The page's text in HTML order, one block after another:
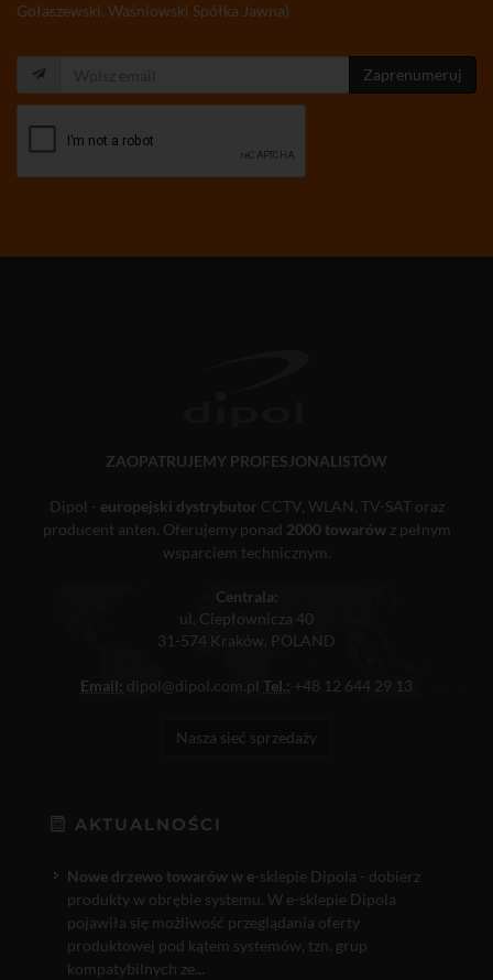
Gołaszewski, Waśniowski Spółka Jawna)
Zaprenumeruj
ZAOPATRUJEMY PROFESJONALISTÓW
Dipol - europejski dystrybutor CCTV, WLAN, TV-SAT oraz
producent anten. Oferujemy ponad 2000 towarówz pełnym
wsparciem technicznym.
Centrala:
ul. Ciepłownicza 40
31-574 Kraków, POLAND
Email: dipol@dipol.com.pl Tel.: +48 12 644 29 13
Nasza sieć sprzedaży
AKTUALNOŚCI
Nowe drzewo towarów w e-sklepie Dipola - dobierz
produkty w obrębie systemu. W e-sklepie Dipola
pojawiła się możliwość przeglądania oferty
produktowej pod kątem systemów, tzn. grup
kompatybilnych ze...